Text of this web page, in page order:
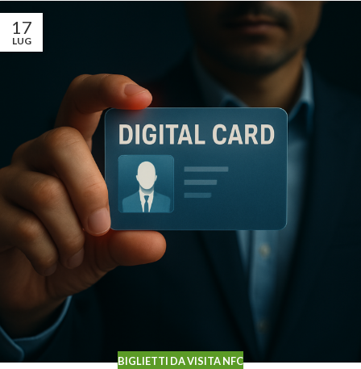
17
LUG
BIGLIETTI DA VISITA NFC